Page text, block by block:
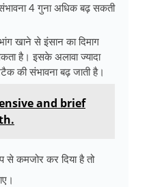
4 गुना अधिक बढ़ सकती
खाने से इंसान का दिमाग
है। इसके अलावा ज्यादा
की संभावना बढ़ जाती है।
and brief
कमजोर कर दिया है तो